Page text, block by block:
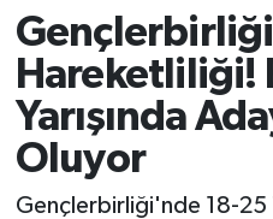
Hareketliliği!
Yarışında
Oluyor
Gençlerbirliği'nde 18-25
Trafik Durumu
Süper Lig Puan
Tüm Manşetler
Son Dakika Haberleri